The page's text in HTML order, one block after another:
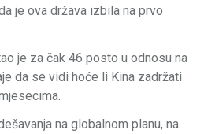
je ova država izbila na prvo
je za čak 46 posto u odnosu na
da se vidi hoće li Kina zadržati
na globalnom planu, na